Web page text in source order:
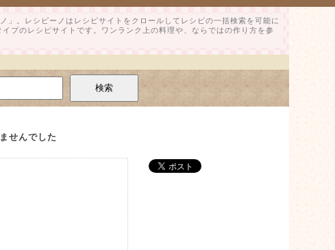
。レシピーノはレシピサイトをクロールしてレシピの一括検索を可能に
プのレシピサイトです。ワンランク上の料理や、ならではの作り方を参
せんでした